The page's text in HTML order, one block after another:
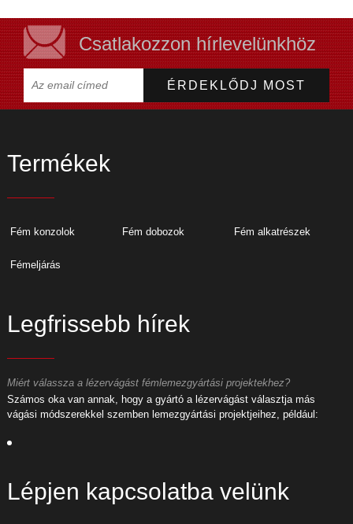
Csatlakozzon hírlevelünkhöz
Termékek
Fém konzolok Fém dobozok Fém alkatrészek
Fémeljárás
Legfrissebb hírek
Miért válassza a lézervágást fémlemezgyártási projektekhez?
Számos oka van annak, hogy a gyártó a lézervágást választja más
vágási módszerekkel szemben lemezgyártási projektjeihez, például:
Lépjen kapcsolatba velünk